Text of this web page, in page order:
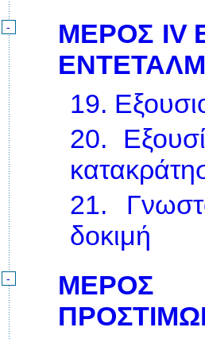
- ΜΕΡΟΣ IV
19.
20.
21.
δοκιμή
-
ΜΕΡΟΣ